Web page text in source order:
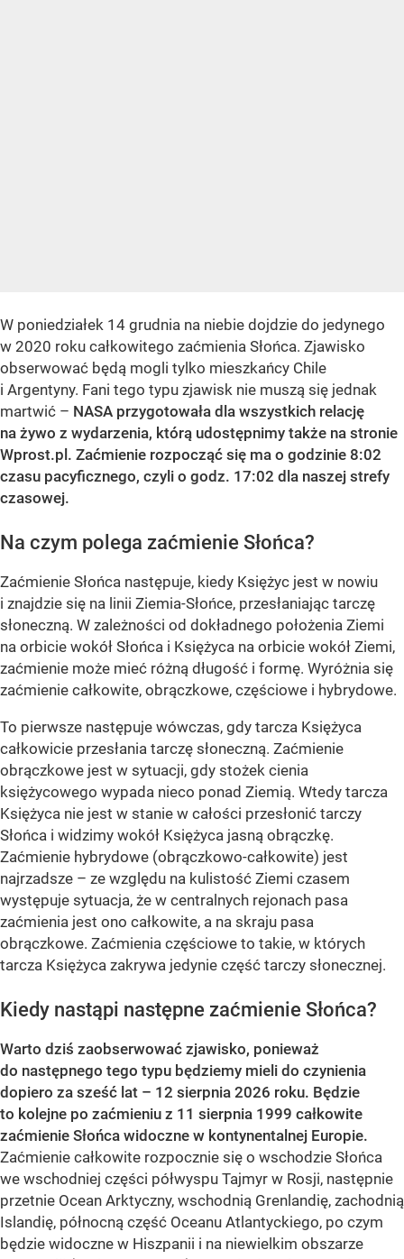
W poniedziałek 14 grudnia na niebie dojdzie do jedynego
w 2020 roku całkowitego zaćmienia Słońca. Zjawisko
obserwować będą mogli tylko mieszkańcy Chile
i Argentyny. Fani tego typu zjawisk nie muszą się jednak
martwić – NASA przygotowała dla wszystkich relację
na żywo z wydarzenia, którą udostępnimy także na stronie
Wprost.pl. Zaćmienie rozpocząć się ma o godzinie 8:02
czasu pacyficznego, czyli o godz. 17:02 dla naszej strefy
czasowej.
Na czym polega zaćmienie Słońca?
Zaćmienie Słońca następuje, kiedy Księżyc jest w nowiu
i znajdzie się na linii Ziemia-Słońce, przesłaniając tarczę
słoneczną. W zależności od dokładnego położenia Ziemi
na orbicie wokół Słońca i Księżyca na orbicie wokół Ziemi,
zaćmienie może mieć różną długość i formę. Wyróżnia się
zaćmienie całkowite, obrączkowe, częściowe i hybrydowe.
To pierwsze następuje wówczas, gdy tarcza Księżyca
całkowicie przesłania tarczę słoneczną. Zaćmienie
obrączkowe jest w sytuacji, gdy stożek cienia
księżycowego wypada nieco ponad Ziemią. Wtedy tarcza
Księżyca nie jest w stanie w całości przesłonić tarczy
Słońca i widzimy wokół Księżyca jasną obrączkę.
Zaćmienie hybrydowe (obrączkowo-całkowite) jest
najrzadsze – ze względu na kulistość Ziemi czasem
występuje sytuacja, że w centralnych rejonach pasa
zaćmienia jest ono całkowite, a na skraju pasa
obrączkowe. Zaćmienia częściowe to takie, w których
tarcza Księżyca zakrywa jedynie część tarczy słonecznej.
Kiedy nastąpi następne zaćmienie Słońca?
Warto dziś zaobserwować zjawisko, ponieważ
do następnego tego typu będziemy mieli do czynienia
dopiero za sześć lat – 12 sierpnia 2026 roku. Będzie
to kolejne po zaćmieniu z 11 sierpnia 1999 całkowite
zaćmienie Słońca widoczne w kontynentalnej Europie.
Zaćmienie całkowite rozpocznie się o wschodzie Słońca
we wschodniej części półwyspu Tajmyr w Rosji, następnie
przetnie Ocean Arktyczny, wschodnią Grenlandię, zachodnią
Islandię, północną część Oceanu Atlantyckiego, po czym
będzie widoczne w Hiszpanii i na niewielkim obszarze